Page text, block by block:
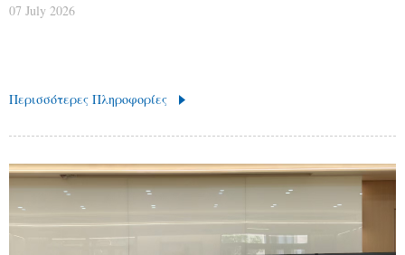
07 July 2026
Περισσότερες Πληροφορίες